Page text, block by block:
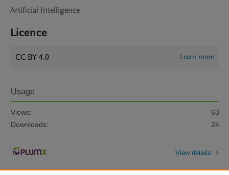
Artificial Intelligence
Licence
CC BY 4.0 Learn more
Usage
Views:
63
Downloads:
24
View details